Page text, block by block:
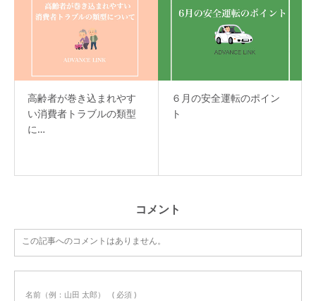
高齢者が巻き込まれやす
い消費者トラブルの類型
に…
６月の安全運転のポイン
ト
コメント
この記事へのコメントはありません。
名前（例：山田 太郎） ( 必須 )